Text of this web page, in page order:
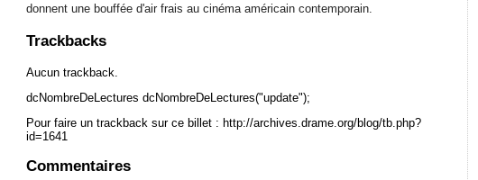
donnent une bouffée d'air frais au cinéma américain contemporain.
Trackbacks
Aucun trackback.
dcNombreDeLectures dcNombreDeLectures("update");
Pour faire un trackback sur ce billet : http://archives.drame.org/blog/tb.php?
id=1641
Commentaires